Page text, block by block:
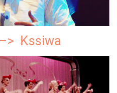
Kssiwa